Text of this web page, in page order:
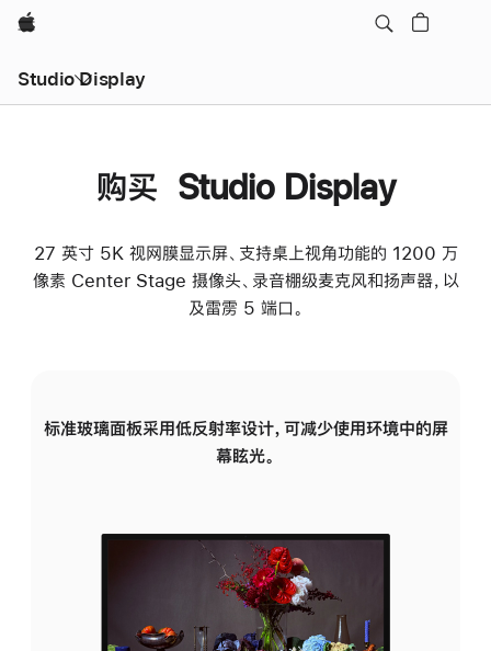
Apple
Studio Display
购买 Studio Display
27 英寸 5K 视网膜显示屏、支持桌上视角功能的 1200 万
像素 Center Stage 摄像头、录音棚级麦克风和扬声器，以
及雷雳 5 端口。
标准玻璃面板采用低反射率设计，可减少使用环境中的屏
幕眩光。